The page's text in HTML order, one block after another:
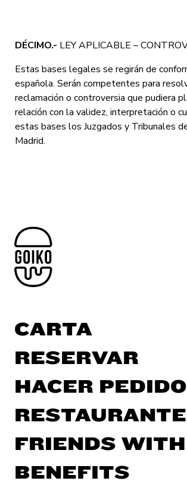
DÉCIMO.- LEY APLICABLE –
Estas bases legales se regirán de
española. Serán competentes para
reclamación o controversia que pudiera
relación con la validez, interpretación o
estas bases los Juzgados y Tribunales
Madrid.
CARTA
RESERVAR
HACER PEDIDO
FRIENDS WITH
BENEFITS